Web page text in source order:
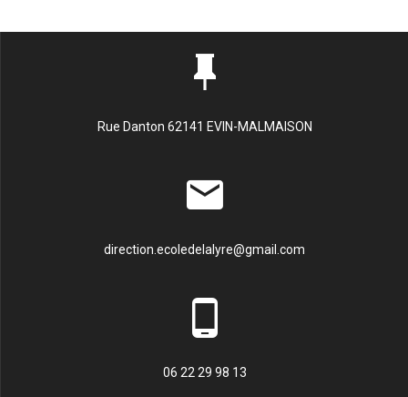
Rue Danton 62141 EVIN-MALMAISON
direction.ecoledelalyre@gmail.com
06 22 29 98 13